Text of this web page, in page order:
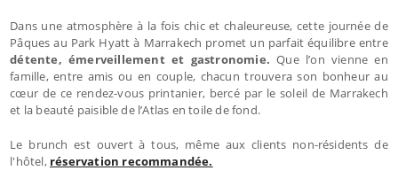
Dans une atmosphère à la fois chic et chaleureuse, cette journée de
Pâques au Park Hyatt à Marrakech promet un parfait équilibre entre
détente, émerveillement et gastronomie. Que l’on vienne en
famille, entre amis ou en couple, chacun trouvera son bonheur au
cœur de ce rendez-vous printanier, bercé par le soleil de Marrakech
et la beauté paisible de l’Atlas en toile de fond.
Le brunch est ouvert à tous, même aux clients non-résidents de
l'hôtel, réservation recommandée.